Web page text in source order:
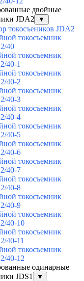
двойные
JDA2
▼
токосъеников JDA2
токосъемник
40
токосъемник
40-1
токосъемник
40-2
токосъемник
40-3
токосъемник
40-4
токосъемник
40-5
токосъемник
40-6
токосъемник
40-7
токосъемник
40-8
токосъемник
40-9
токосъемник
40-10
токосъемник
40-11
токосъемник
40-12
одинарные
JDS1
▼